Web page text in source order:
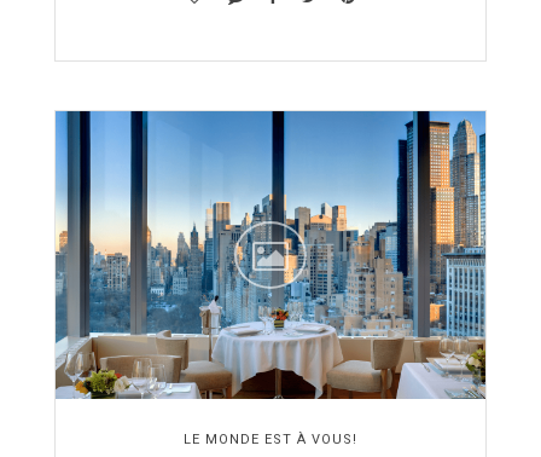
LE MONDE EST À VOUS!